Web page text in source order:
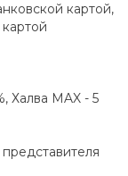
картой,
Халва MAX - 5